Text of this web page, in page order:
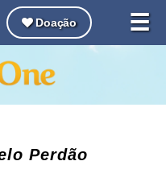
☰
Doação
Perdão